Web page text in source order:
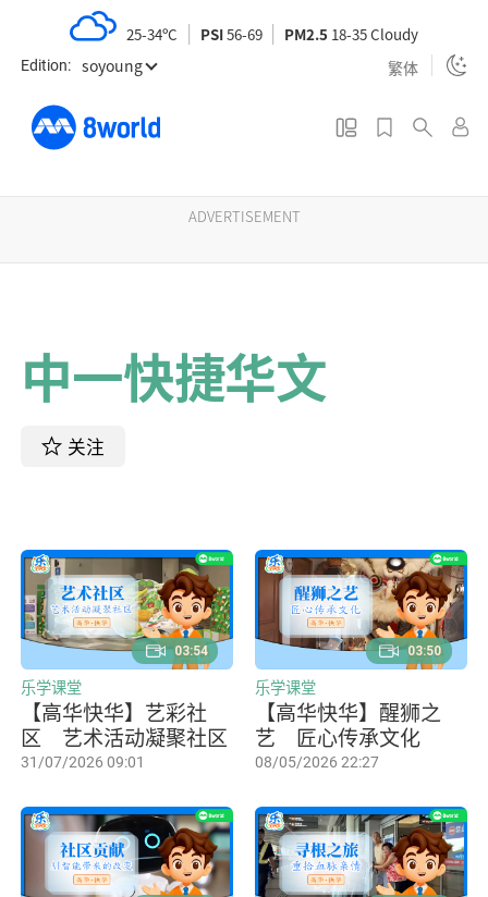
n
Edition: soyoung 繁体
25-34ºC PSI56-69 PM2.5 18-35 Cloudy
ADVERTISEMENT
中一快捷华文
关注
【高华快华】艺彩社
区 艺术活动凝聚社区
乐学课堂
31/07/2026 09:01
03:54
【高华快华】醒狮之
艺 匠心传承文化
乐学课堂
08/05/2026 22:27
03:50